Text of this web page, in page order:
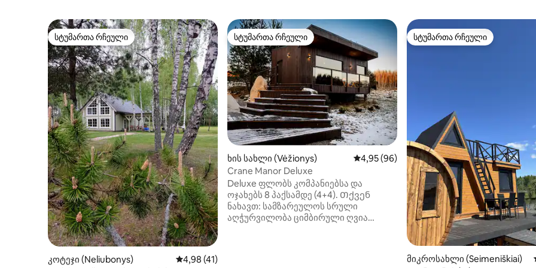
სტუმართა რჩეული
სტუმართა რჩეული
კოტეჯი (Neliubonys) საშუალო შეფასებაა 5‑დან 4,98, 41 მიმოხილვა
4,98 (41)
სტუმართა რჩეული
სტუმართა რჩეული
ხის სახლი (Vėžionys) საშუალო შეფასებაა 5‑დან 4,95, 96
4,95 (96)
Crane Manor Deluxe
Deluxe ფლობს კომპანიებსა და
ოჯახებს 8 პაქსამდე (4+4). Თქვენ
ნახავთ: სამზარეულოს სრული
აღჭურვილობა ციმბირული ღვია
სტუმართა რჩეული
სტუმართა რჩეული
მიკროსახლი (Seimeniškiai)